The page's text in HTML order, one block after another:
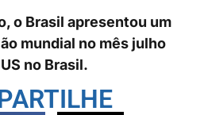
o Brasil apresentou um
mundial no mês julho
no Brasil.